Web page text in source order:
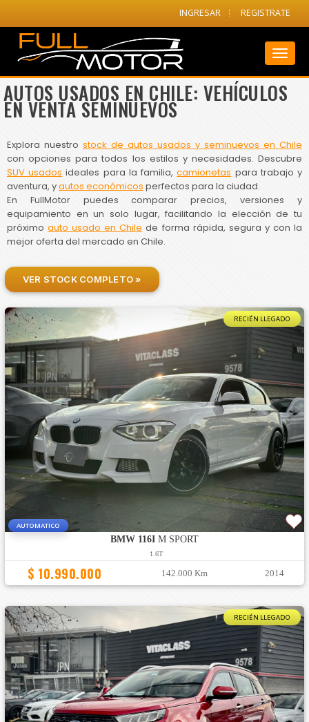
INGRESAR REGISTRATE
AUTOS USADOS EN CHILE: VEHÍCULOS
EN VENTA SEMINUEVOS
Explora nuestro stock de autos usados y seminuevos en Chile
con opciones para todos los estilos y necesidades. Descubre
SUV usados ideales para la familia,camionetas para trabajo y
aventura, yautos económicos perfectos para la ciudad.
En FullMotor puedes comparar precios, versiones y
equipamiento en un solo lugar, facilitando la elección de tu
próximoauto usado en Chile de forma rápida, segura y con la
mejor oferta del mercado en Chile.
VER STOCK COMPLETO »
RECIÉN LLEGADO
AUTOMATICO
BMW 116IM SPORT
1.6T
$ 10.990.000 142.000 Km 2014
RECIÉN LLEGADO